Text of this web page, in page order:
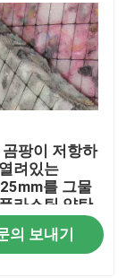
팡이 저항하
려있는
를 그물
라스틱 양탄
의 보내기